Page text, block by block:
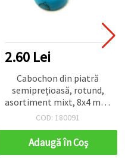
2.60 Lei
Cabochon din piatră
semiprețioasă, rotund,
asortiment mixt, 8x4 mm,
pentru proiecte
pentru copii și adulți
COD: 180091
Adaugă în Coş